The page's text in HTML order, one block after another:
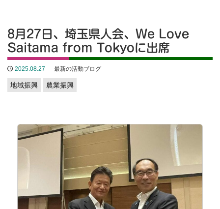
8月27日、埼玉県人会、We Love
Saitama from Tokyoに出席
2025.08.27 最新の活動ブログ
地域振興 農業振興